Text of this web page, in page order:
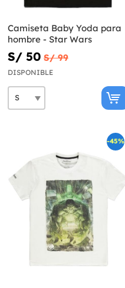
Camiseta Baby Yoda para
hombre - Star Wars
S/ 50 S/ 99
DISPONIBLE
-45%